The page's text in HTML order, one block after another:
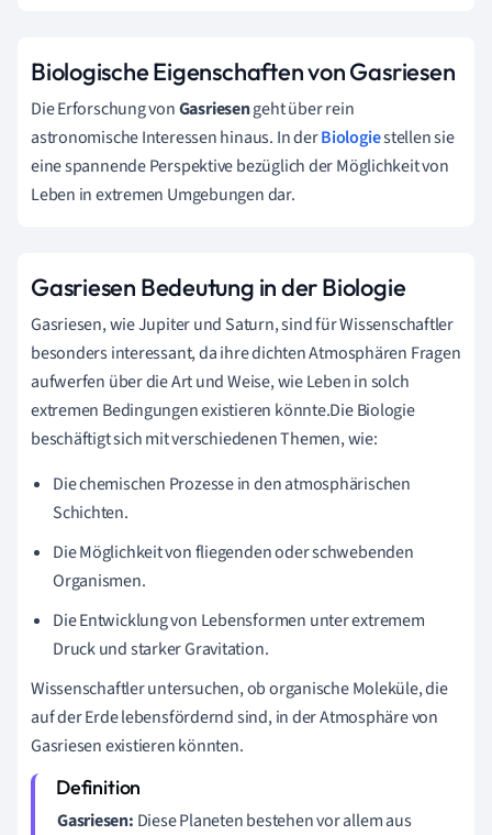
Biologische Eigenschaften von Gasriesen
Die Erforschung vonGasriesengeht über rein
astronomische Interessen hinaus. In derBiologiestellen sie
eine spannende Perspektive bezüglich der Möglichkeit von
Leben in extremen Umgebungen dar.
Gasriesen Bedeutung in der Biologie
Gasriesen, wie Jupiter und Saturn, sind für Wissenschaftler
besonders interessant, da ihre dichten Atmosphären Fragen
aufwerfen über die Art und Weise, wie Leben in solch
extremen Bedingungen existieren könnte.Die Biologie
beschäftigt sich mit verschiedenen Themen, wie:
Die chemischen Prozesse in den atmosphärischen
Schichten.
Die Möglichkeit von fliegenden oder schwebenden
Organismen.
Die Entwicklung von Lebensformen unter extremem
Druck und starker Gravitation.
Wissenschaftler untersuchen, ob organische Moleküle, die
auf der Erde lebensfördernd sind, in der Atmosphäre von
Gasriesen existieren könnten.
Gasriesen: Diese Planeten bestehen vor allem aus